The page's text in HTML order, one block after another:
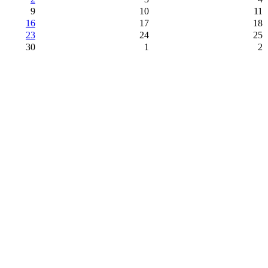
9 10
11
16 17
18
23 24
25
30 1 2